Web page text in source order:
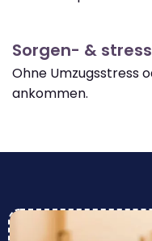
Sorgen- &
Ohne Umzugsstress
ankommen.